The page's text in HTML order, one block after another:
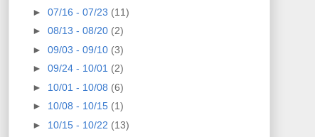
► 07/16 - 07/23 (11)
► 08/13 - 08/20 (2)
► 09/03 - 09/10 (3)
► 09/24 - 10/01 (2)
► 10/01 - 10/08 (6)
► 10/08 - 10/15 (1)
► 10/15 - 10/22 (13)